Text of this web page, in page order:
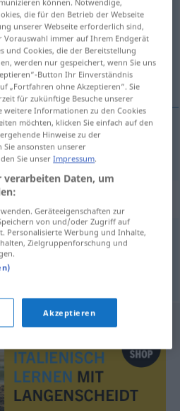
anklicken/antippen)
"verdutzt"
,verblüfft,perplex
die für den Betrieb der Webseite
unserer Webseite erforderlich sind,
immer auf Ihrem Endgerät
und Cookies, die der Bereitstellung
werden nur gespeichert, wenn Sie uns
Button Ihr Einverständnis
„Fortfahren ohne Akzeptieren“. Sie
für zukünftige Besuche unserer
weitere Informationen zu den Cookies
möchten, klicken Sie einfach auf den
Hinweise zu der
ansonsten unserer
Sie unserImpressum
Daten, um
Geräteeigenschaften zur
von und/oder Zugriff auf
Personalisierte Werbung und Inhalte,
Zielgruppenforschung und
Akzeptieren